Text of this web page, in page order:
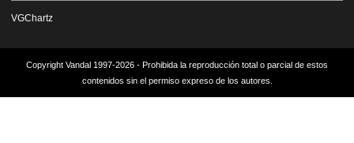
VGChartz
Copyright Vandal 1997-2026 - Prohibida la reproducción total o parcial de estos
contenidos sin el permiso expreso de los autores.